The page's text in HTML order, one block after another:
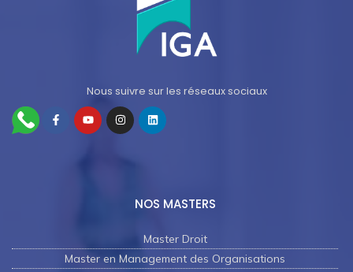
Nous suivre sur les réseaux sociaux
NOS MASTERS
Master Droit
Master en Management des Organisations